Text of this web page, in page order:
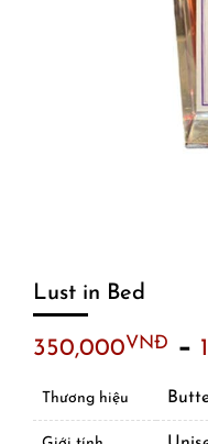
Lust in Bed
350,000VNĐ –
Thương hiệu